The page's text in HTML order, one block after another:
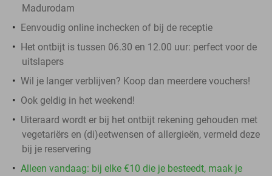
Madurodam
Eenvoudig online inchecken of bij de receptie
Het ontbijt is tussen 06.30 en 12.00 uur: perfect voor de
uitslapers
Wil je langer verblijven? Koop dan meerdere vouchers!
Ook geldig in het weekend!
Uiteraard wordt er bij het ontbijt rekening gehouden met
vegetariërs en (di)eetwensen of allergieën, vermeld deze
bij je reservering
Alleen vandaag: bij elke €10 die je besteedt, maak je